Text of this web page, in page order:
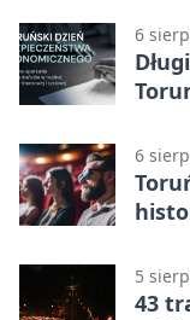
6
6
5
43